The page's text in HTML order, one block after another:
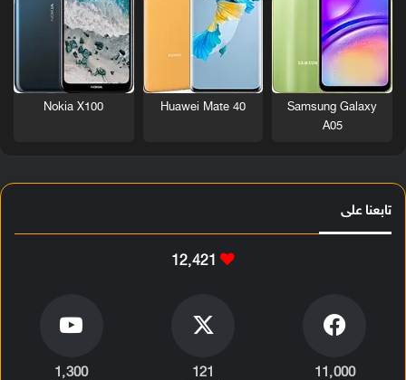
Samsung Galaxy
A05
Huawei Mate 40
Nokia X100
تابعنا على
12٬421
11٬000 121 1٬300